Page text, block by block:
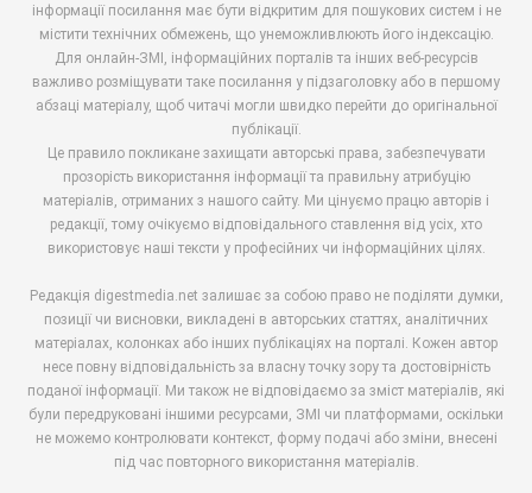
інформації посилання має бути відкритим для пошукових систем і не
містити технічних обмежень, що унеможливлюють його індексацію.
Для онлайн-ЗМІ, інформаційних порталів та інших веб-ресурсів
важливо розміщувати таке посилання у підзаголовку або в першому
абзаці матеріалу, щоб читачі могли швидко перейти до оригінальної
публікації.
Це правило покликане захищати авторські права, забезпечувати
прозорість використання інформації та правильну атрибуцію
матеріалів, отриманих з нашого сайту. Ми цінуємо працю авторів і
редакції, тому очікуємо відповідального ставлення від усіх, хто
використовує наші тексти у професійних чи інформаційних цілях.
Редакція digestmedia.net залишає за собою право не поділяти думки,
позиції чи висновки, викладені в авторських статтях, аналітичних
матеріалах, колонках або інших публікаціях на порталі. Кожен автор
несе повну відповідальність за власну точку зору та достовірність
поданої інформації. Ми також не відповідаємо за зміст матеріалів, які
були передруковані іншими ресурсами, ЗМІ чи платформами, оскільки
не можемо контролювати контекст, форму подачі або зміни, внесені
під час повторного використання матеріалів.